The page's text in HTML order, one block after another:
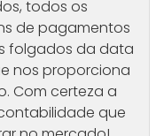
todos os
de pagamentos
folgados da data
nos proporciona
Com certeza a
que